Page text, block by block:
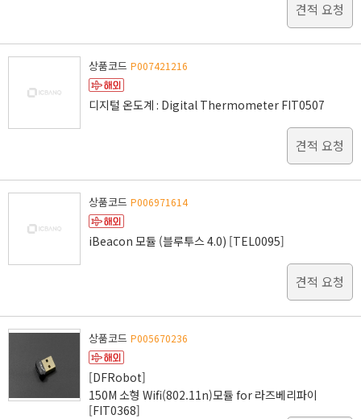
견적 요청
상품코드 P007421216
디지털 온도계 : Digital Thermometer FIT0507
견적 요청
상품코드 P006971614
iBeacon 모듈 (블루투스 4.0) [TEL0095]
견적 요청
상품코드 P005670236
[DFRobot]
150M 소형 Wifi(802.11n)모듈 for 라즈베리파이
[FIT0368]